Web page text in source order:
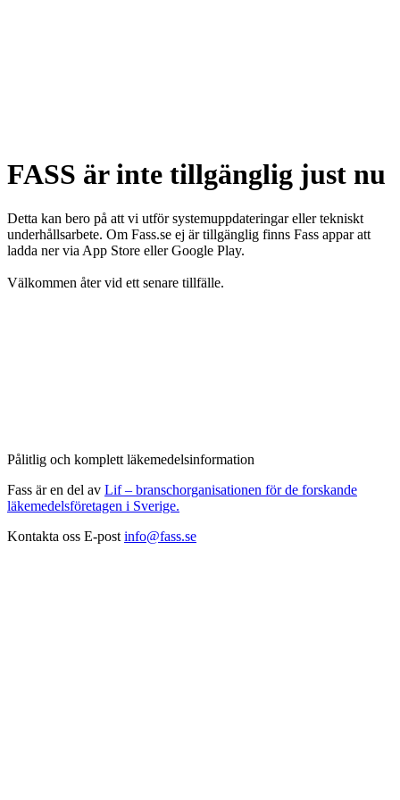
FASS är inte tillgänglig just nu
Detta kan bero på att vi utför systemuppdateringar eller tekniskt
underhållsarbete. Om Fass.se ej är tillgänglig finns Fass appar att
ladda ner via App Store eller Google Play.
Välkommen åter vid ett senare tillfälle.
Pålitlig och komplett läkemedelsinformation
Fass är en del av Lif – branschorganisationen för de forskande
läkemedelsföretagen i Sverige.
Kontakta oss E-post info@fass.se